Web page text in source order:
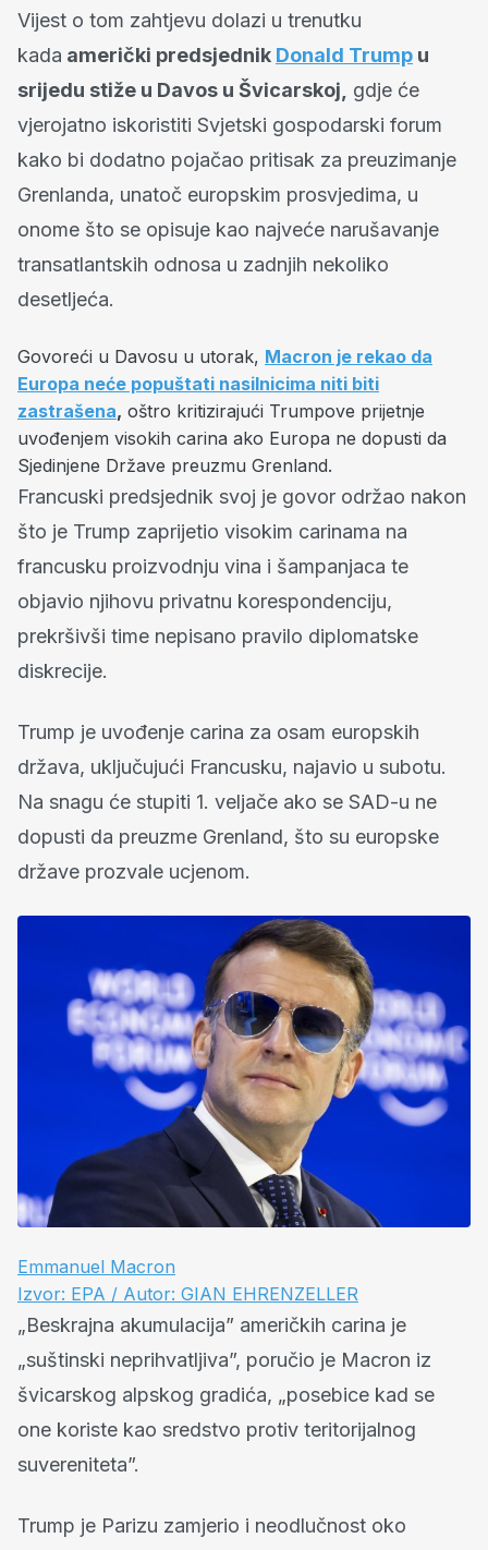
Vijest o tom zahtjevu dolazi u trenutku
kada američki predsjednik Donald Trump u
srijedu stiže u Davos u Švicarskoj,
gdje će
vjerojatno iskoristiti Svjetski gospodarski forum
kako bi dodatno pojačao pritisak za preuzimanje
Grenlanda, unatoč europskim prosvjedima, u
onome što se opisuje kao najveće narušavanje
transatlantskih odnosa u zadnjih nekoliko
desetljeća.
Govoreći u Davosu u utorak, Macron je rekao da
Europa neće popuštati nasilnicima niti biti
zastrašena, oštro kritizirajući Trumpove prijetnje
uvođenjem visokih carina ako Europa ne dopusti da
Sjedinjene Države preuzmu Grenland.
Francuski predsjednik svoj je govor održao nakon
što je Trump zaprijetio visokim carinama na
francusku proizvodnju vina i šampanjaca te
objavio njihovu privatnu korespondenciju,
prekršivši time nepisano pravilo diplomatske
diskrecije.
Trump je uvođenje carina za osam europskih
država, uključujući Francusku, najavio u subotu.
Na snagu će stupiti 1. veljače ako se SAD-u ne
dopusti da preuzme Grenland, što su europske
države prozvale ucjenom.
Emmanuel Macron
Izvor: EPA / Autor: GIAN EHRENZELLER
„Beskrajna akumulacija” američkih carina je
„suštinski neprihvatljiva”, poručio je Macron iz
švicarskog alpskog gradića, „posebice kad se
one koriste kao sredstvo protiv teritorijalnog
suvereniteta”.
Trump je Parizu zamjerio i neodlučnost oko